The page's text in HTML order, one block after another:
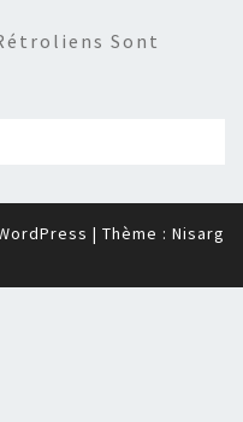
Sont
| Thème : Nisarg